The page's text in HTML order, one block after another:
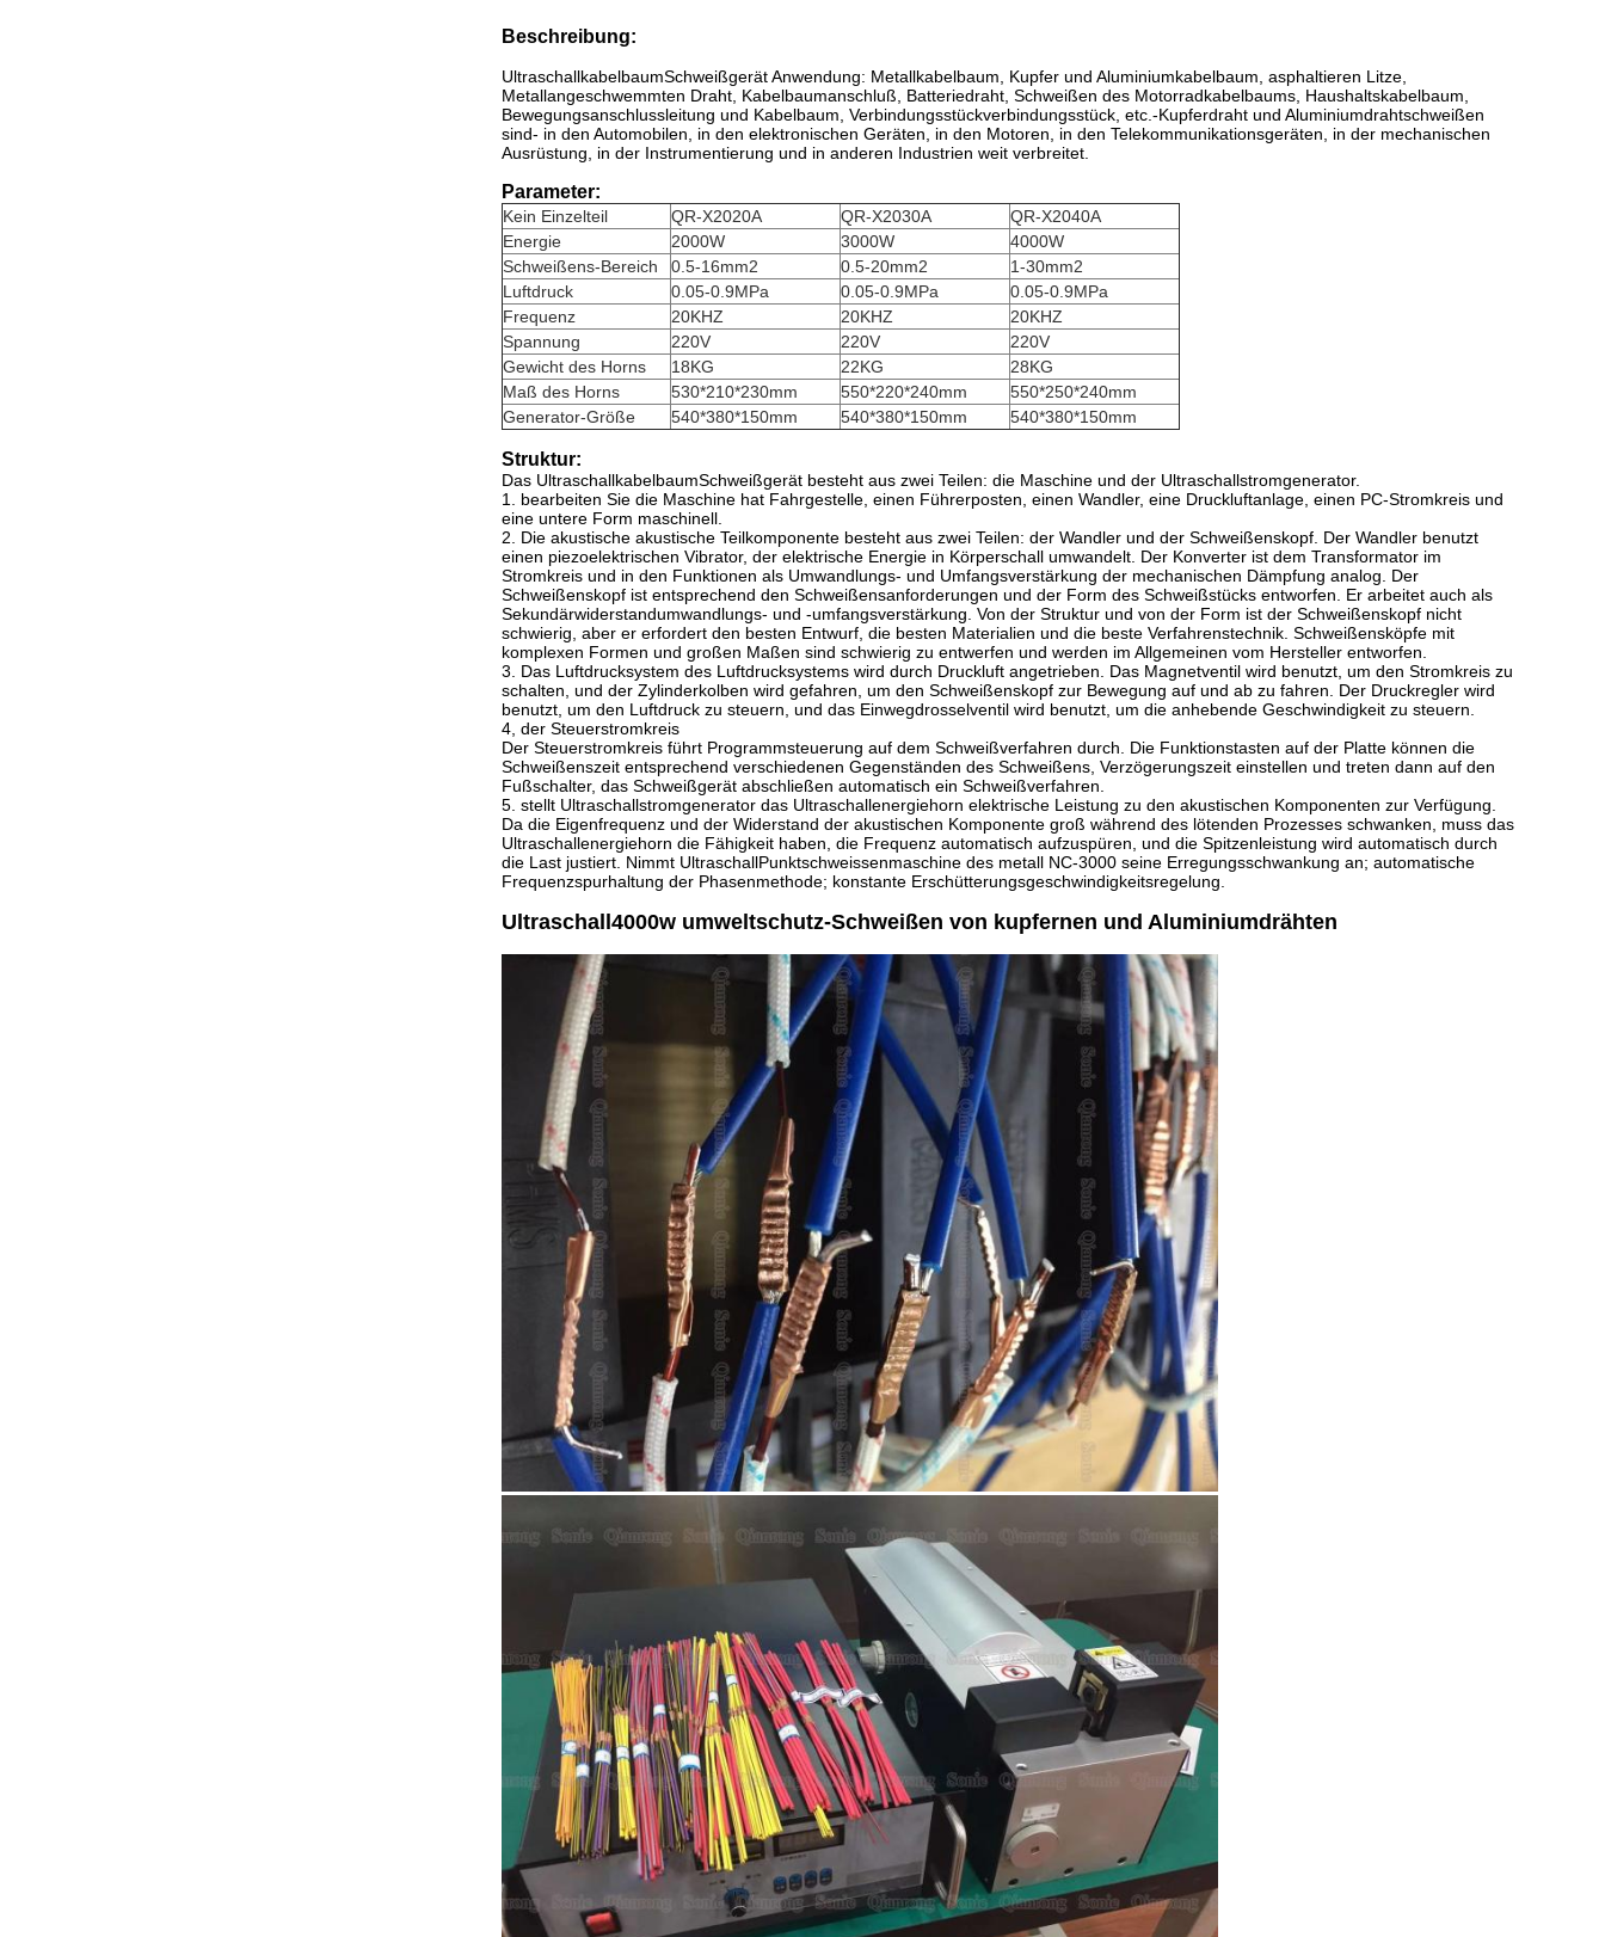
Beschreibung:
UltraschallkabelbaumSchweißgerät Anwendung: Metallkabelbaum, Kupfer und Aluminiumkabelbaum, asphaltieren Litze,
Metallangeschwemmten Draht, Kabelbaumanschluß, Batteriedraht, Schweißen des Motorradkabelbaums, Haushaltskabelbaum,
Bewegungsanschlussleitung und Kabelbaum, Verbindungsstückverbindungsstück, etc.-Kupferdraht und Aluminiumdrahtschweißen
sind- in den Automobilen, in den elektronischen Geräten, in den Motoren, in den Telekommunikationsgeräten, in der mechanischen
Ausrüstung, in der Instrumentierung und in anderen Industrien weit verbreitet.
Parameter:
Kein Einzelteil QR-X2020A QR-X2030A
QR-X2040A
Energie
2000W 3000W
4000W
Schweißens-Bereich
0.5-16mm2 0.5-20mm2
1-30mm2
Luftdruck
0.05-0.9MPa 0.05-0.9MPa
0.05-0.9MPa
Frequenz
20KHZ 20KHZ
20KHZ
Spannung
220V 220V
220V
Gewicht des Horns
18KG 22KG
28KG
Maß des Horns
530*210*230mm 550*220*240mm
550*250*240mm
Generator-Größe
540*380*150mm 540*380*150mm 540*380*150mm
Struktur:
Das UltraschallkabelbaumSchweißgerät besteht aus zwei Teilen: die Maschine und der Ultraschallstromgenerator.
1. bearbeiten Sie die Maschine hat Fahrgestelle, einen Führerposten, einen Wandler, eine Druckluftanlage, einen PC-Stromkreis und
eine untere Form maschinell.
2. Die akustische akustische Teilkomponente besteht aus zwei Teilen: der Wandler und der Schweißenskopf. Der Wandler benutzt
einen piezoelektrischen Vibrator, der elektrische Energie in Körperschall umwandelt. Der Konverter ist dem Transformator im
Stromkreis und in den Funktionen als Umwandlungs- und Umfangsverstärkung der mechanischen Dämpfung analog. Der
Schweißenskopf ist entsprechend den Schweißensanforderungen und der Form des Schweißstücks entworfen. Er arbeitet auch als
Sekundärwiderstandumwandlungs- und -umfangsverstärkung. Von der Struktur und von der Form ist der Schweißenskopf nicht
schwierig, aber er erfordert den besten Entwurf, die besten Materialien und die beste Verfahrenstechnik. Schweißensköpfe mit
komplexen Formen und großen Maßen sind schwierig zu entwerfen und werden im Allgemeinen vom Hersteller entworfen.
3. Das Luftdrucksystem des Luftdrucksystems wird durch Druckluft angetrieben. Das Magnetventil wird benutzt, um den Stromkreis zu
schalten, und der Zylinderkolben wird gefahren, um den Schweißenskopf zur Bewegung auf und ab zu fahren. Der Druckregler wird
benutzt, um den Luftdruck zu steuern, und das Einwegdrosselventil wird benutzt, um die anhebende Geschwindigkeit zu steuern.
4, der Steuerstromkreis
Der Steuerstromkreis führt Programmsteuerung auf dem Schweißverfahren durch. Die Funktionstasten auf der Platte können die
Schweißenszeit entsprechend verschiedenen Gegenständen des Schweißens, Verzögerungszeit einstellen und treten dann auf den
Fußschalter, das Schweißgerät abschließen automatisch ein Schweißverfahren.
5. stellt Ultraschallstromgenerator das Ultraschallenergiehorn elektrische Leistung zu den akustischen Komponenten zur Verfügung.
Da die Eigenfrequenz und der Widerstand der akustischen Komponente groß während des lötenden Prozesses schwanken, muss das
Ultraschallenergiehorn die Fähigkeit haben, die Frequenz automatisch aufzuspüren, und die Spitzenleistung wird automatisch durch
die Last justiert. Nimmt UltraschallPunktschweissenmaschine des metall NC-3000 seine Erregungsschwankung an; automatische
Frequenzspurhaltung der Phasenmethode; konstante Erschütterungsgeschwindigkeitsregelung.
Ultraschall4000w umweltschutz-Schweißen von kupfernen und Aluminiumdrähten